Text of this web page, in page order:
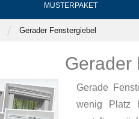
MUSTERPAKET
Gerader Fenstergiebel
Gerader
Gerade
wenig Platz